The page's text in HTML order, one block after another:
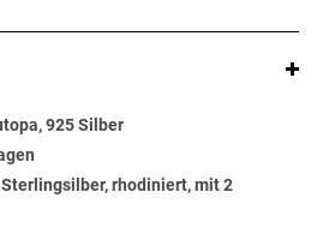
925 Silber
rhodiniert, mit 2